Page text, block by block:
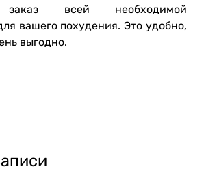
заказ всей необходимой
вашего похудения. Это удобно,
выгодно.